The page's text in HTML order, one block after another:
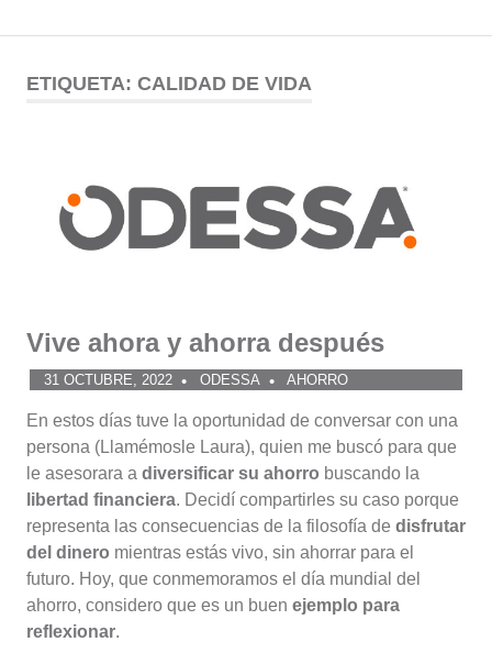
contenido
Comunidad
ODESSA
ETIQUETA: CALIDAD DE VIDA
Vive ahora y ahorra después
31 OCTUBRE, 2022 ODESSA AHORRO
En estos días tuve la oportunidad de conversar con una
persona (Llamémosle Laura), quien me buscó para que
le asesorara a diversificar su ahorro buscando la
libertad financiera. Decidí compartirles su caso porque
representa las consecuencias de la filosofía de disfrutar
del dinero mientras estás vivo, sin ahorrar para el
futuro. Hoy, que conmemoramos el día mundial del
ahorro, considero que es un buen ejemplo para
reflexionar.